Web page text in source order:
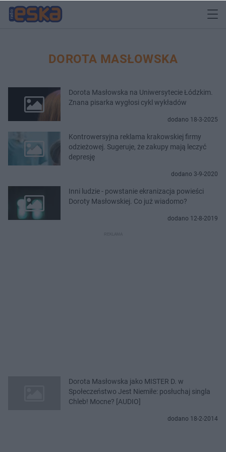
DOROTA MASŁOWSKA
Dorota Masłowska na Uniwersytecie Łódzkim.
Znana pisarka wygłosi cykl wykładów
dodano 18-3-2025
Kontrowersyjna reklama krakowskiej firmy
odzieżowej. Sugeruje, że zakupy mają leczyć
depresję
dodano 3-9-2020
Inni ludzie - powstanie ekranizacja powieści
Doroty Masłowskiej. Co już wiadomo?
dodano 12-8-2019
Dorota Masłowska jako MISTER D. w
Społeczeństwo Jest Niemiłe: posłuchaj singla
Chleb! Mocne? [AUDIO]
dodano 18-2-2014